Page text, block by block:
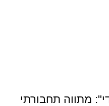
מתווה תחבורתי